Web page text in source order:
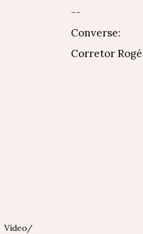
--
Converse:
Corretor
Vídeo/